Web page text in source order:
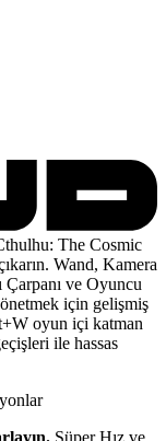
The Cosmic
Wand, Kamera
Çarpanı ve Oyuncu
için gelişmiş
oyun içi katman
ile hassas
Süper Hız ve